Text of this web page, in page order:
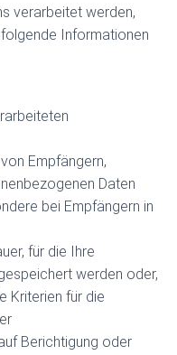
verarbeitet werden,
Informationen
Empfängern,
Daten
bei Empfängern in
für die Ihre
werden oder,
Kriterien für die
Berichtigung oder